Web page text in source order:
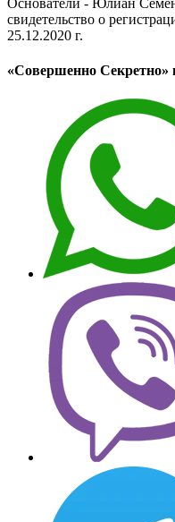
Основатели - Юлиан
свидетельство о
25.12.2020 г.
«Совершенно Секретно»